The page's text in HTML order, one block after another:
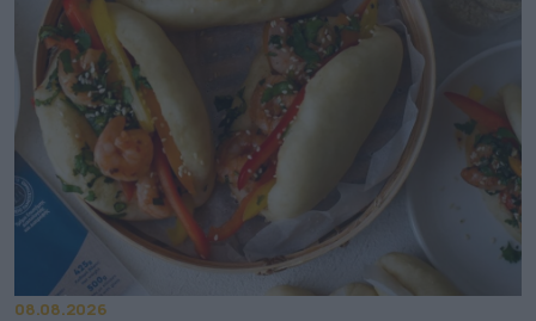
08.08.2026